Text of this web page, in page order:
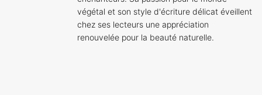
végétal et son style d'écriture délicat éveillent
chez ses lecteurs une appréciation
renouvelée pour la beauté naturelle.